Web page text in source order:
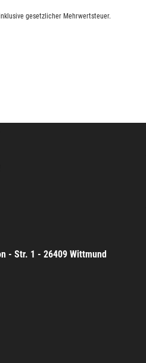
gesetzlicher Mehrwertsteuer.
- Str. 1 - 26409 Wittmund